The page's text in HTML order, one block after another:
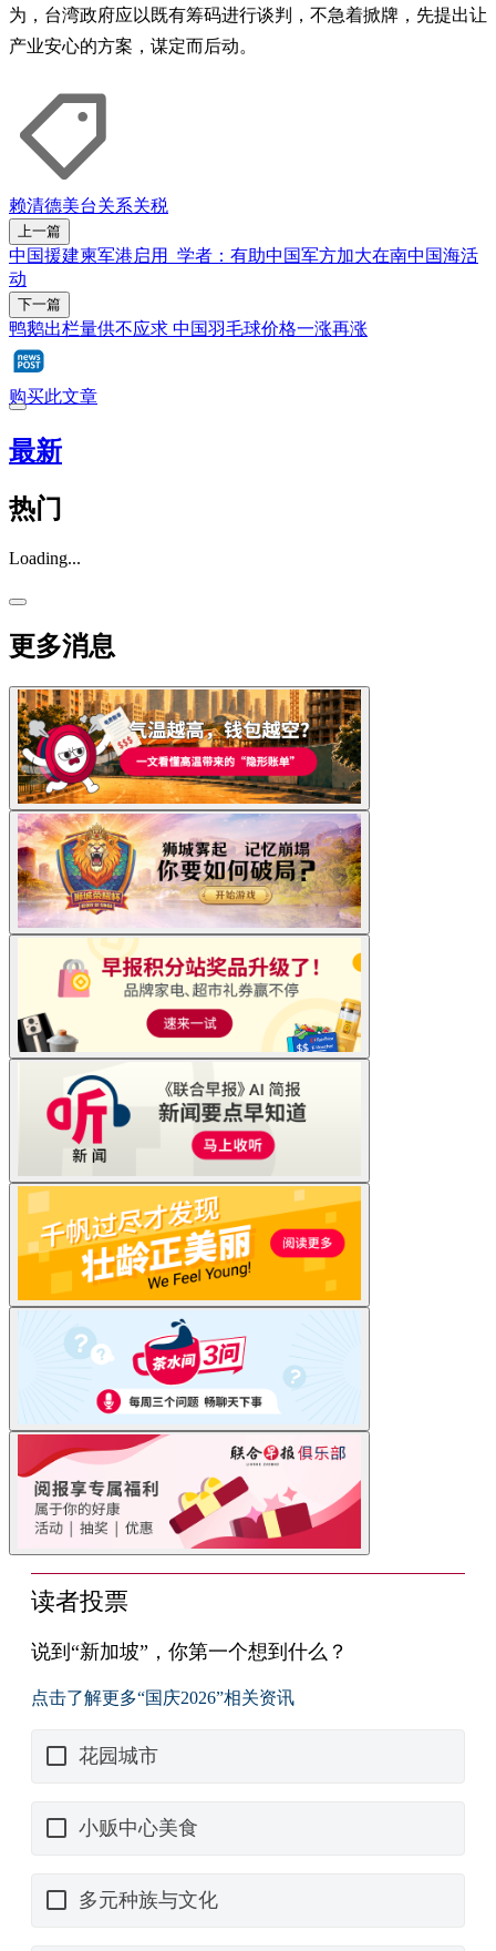
为，台湾政府应以既有筹码进行谈判，不急着掀牌，先提出让
产业安心的方案，谋定而后动。
赖清德美台关系关税
上一篇
中国援建柬军港启用 学者：有助中国军方加大在南中国海活
动
下一篇
鸭鹅出栏量供不应求 中国羽毛球价格一涨再涨
购买此文章
最新
热门
Loading...
更多消息